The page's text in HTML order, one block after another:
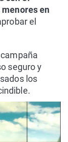
en
el
seguro y
los